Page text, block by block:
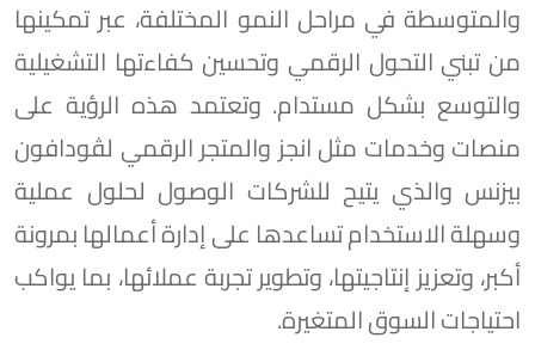
والمتوسطة في مراحل النمو المختلفة، عبر تمكينها
من تبني التحول الرقمي وتحسين كفاءتها التشغيلية
والتوسع بشكل مستدام. وتعتمد هذه الرؤية على
منصات وخدمات مثل انجز والمتجر الرقمي لڤودافون
بيزنس والذي يتيح للشركات الوصول لحلول عملية
وسهلة الاستخدام تساعدها على إدارة أعمالها بمرونة
أكبر، وتعزيز إنتاجيتها، وتطوير تجربة عملائها، بما يواكب
احتياجات السوق المتغيرة.